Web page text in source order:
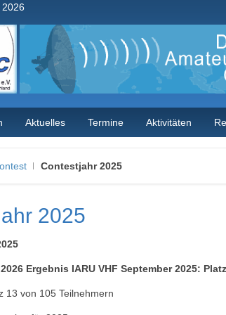
Aktuelles Termine Aktivitäten
Contestjahr 2025
2025
Ergebnis IARU VHF September 2025:
13 von 105 Teilnehmern